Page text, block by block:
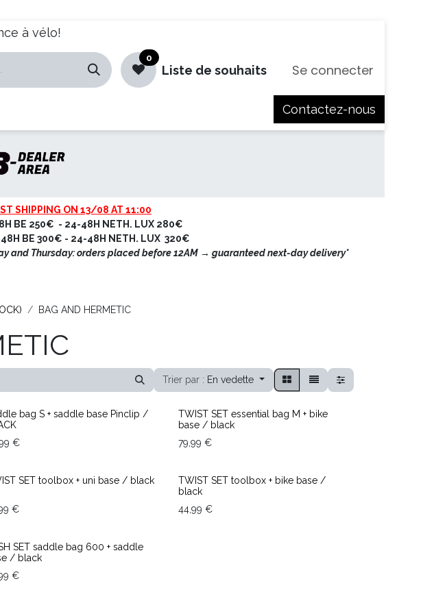
à vélo!
0
Liste de souhaits Se connecter
Contactez-nous
SHIPPING ON 13/08 AT 11:00
BE 250€ - 24-48H NETH. LUX 280€
BE 300€ - 24-48H NETH. LUX 320€
and Thursday: orders placed before 12AM → guaranteed next-day delivery*
BAG AND HERMETIC
Trier par : En vedette
bag S + saddle base Pinclip /
€
TWIST SET essential bag M + bike
base / black
79,99 €
SET toolbox + uni base / black
€
TWIST SET toolbox + bike base /
black
44,99 €
stock
SET saddle bag 600 + saddle
/ black
€